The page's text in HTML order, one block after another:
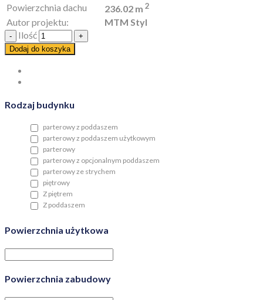
Powierzchnia dachu 236.02 m 2
Autor projektu:
MTM Styl
Ilość
Dodaj do koszyka
Rodzaj budynku
parterowy z poddaszem
parterowy z poddaszem użytkowym
parterowy
parterowy z opcjonalnym poddaszem
parterowy ze strychem
piętrowy
Z piętrem
Z poddaszem
Powierzchnia użytkowa
Powierzchnia zabudowy